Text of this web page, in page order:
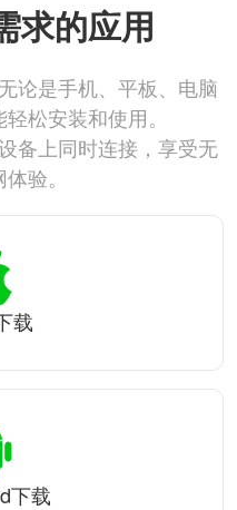
求的应用
论是手机、平板、电脑
松安装和使用。
备上同时连接，享受无
验。
载
下载